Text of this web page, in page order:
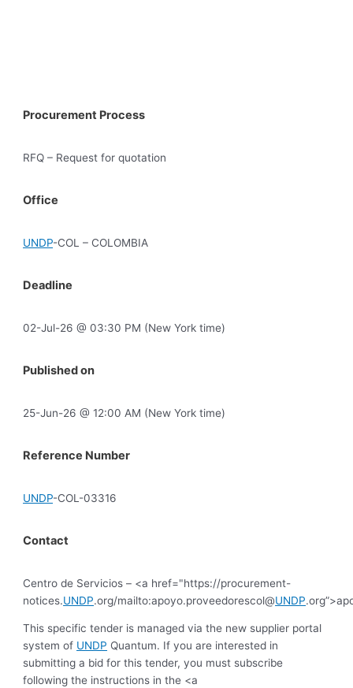
Procurement Process
RFQ – Request for quotation
Office
UNDP-COL – COLOMBIA
Deadline
02-Jul-26 @ 03:30 PM (New York time)
Published on
25-Jun-26 @ 12:00 AM (New York time)
Reference Number
UNDP-COL-03316
Contact
Centro de Servicios – <a href="https://procurement-
notices.UNDP.org/mailto:apoyo.proveedorescol@UNDP
This specific tender is managed via the new supplier portal
system of UNDP Quantum. If you are interested in
submitting a bid for this tender, you must subscribe
following the instructions in the <a